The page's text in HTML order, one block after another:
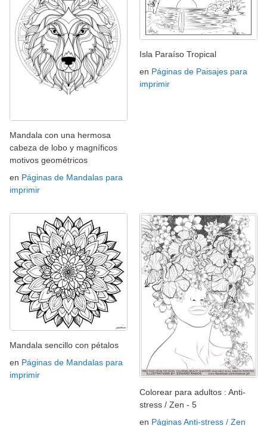
Mandala con una hermosa
cabeza de lobo y magníficos
motivos geométricos
en Páginas de Mandalas para
imprimir
Isla Paraíso Tropical
en Páginas de Paisajes para
imprimir
Mandala sencillo con pétalos
en Páginas de Mandalas para
imprimir
Colorear para adultos : Anti-
stress / Zen - 5
en Páginas Anti-stress / Zen